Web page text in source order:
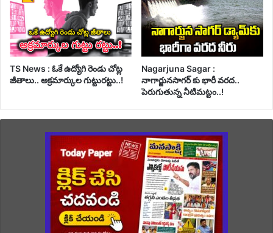
TS News : ఓకే ఉద్యోగి రెండు చోట్ల
జీతాలు.. అక్రమార్కుల గుట్టురట్టు..!
Nagarjuna Sagar :
నాగార్జునసాగర్ కు భారీ వరద..
పెరుగుతున్న నీటిమట్టం..!